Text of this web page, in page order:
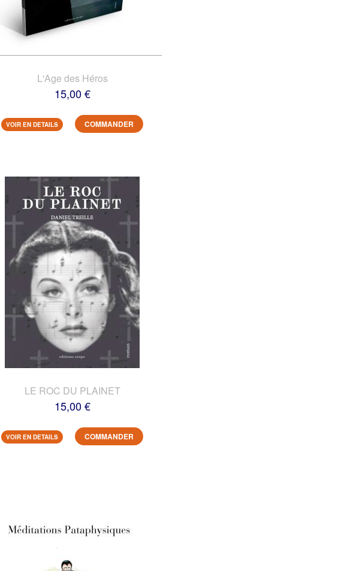
L'Age des Héros
15,00 €
VOIR EN DETAILS COMMANDER
LE ROC DU PLAINET
15,00 €
VOIR EN DETAILS COMMANDER